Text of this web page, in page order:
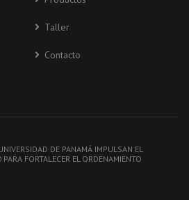
Taller
Contacto
DE PANAMÁ IMPULSAN EL
FORTALECER EL ORDENAMIENTO